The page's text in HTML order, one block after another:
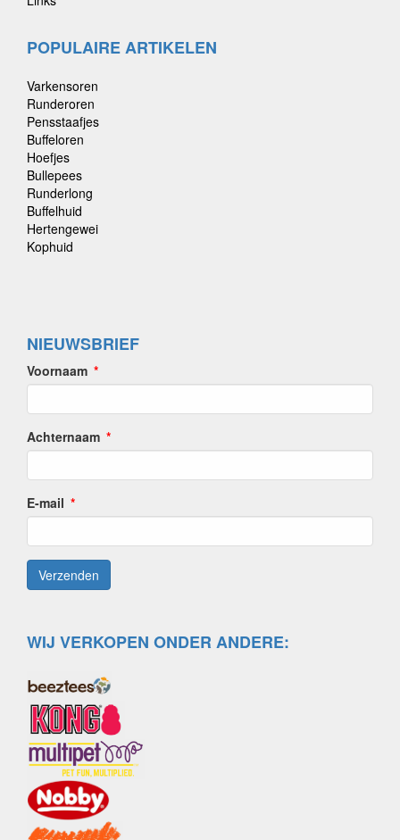
POPULAIRE ARTIKELEN
Varkensoren
Runderoren
Pensstaafjes
Buffeloren
Hoefjes
Bullepees
Runderlong
Buffelhuid
Hertengewei
Kophuid
NIEUWSBRIEF
Voornaam
Achternaam
E-mail
WIJ VERKOPEN ONDER ANDERE: